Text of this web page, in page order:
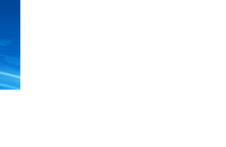
的二十届四中全会